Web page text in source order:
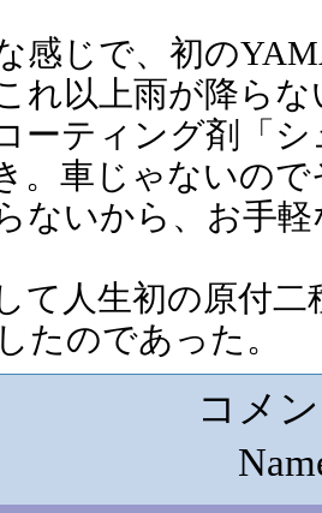
感じで、初の
れ以上雨が降ら
ーティング剤「
。車じゃないの
ないから、お手
て人生初の原付
たのであった。
コメ